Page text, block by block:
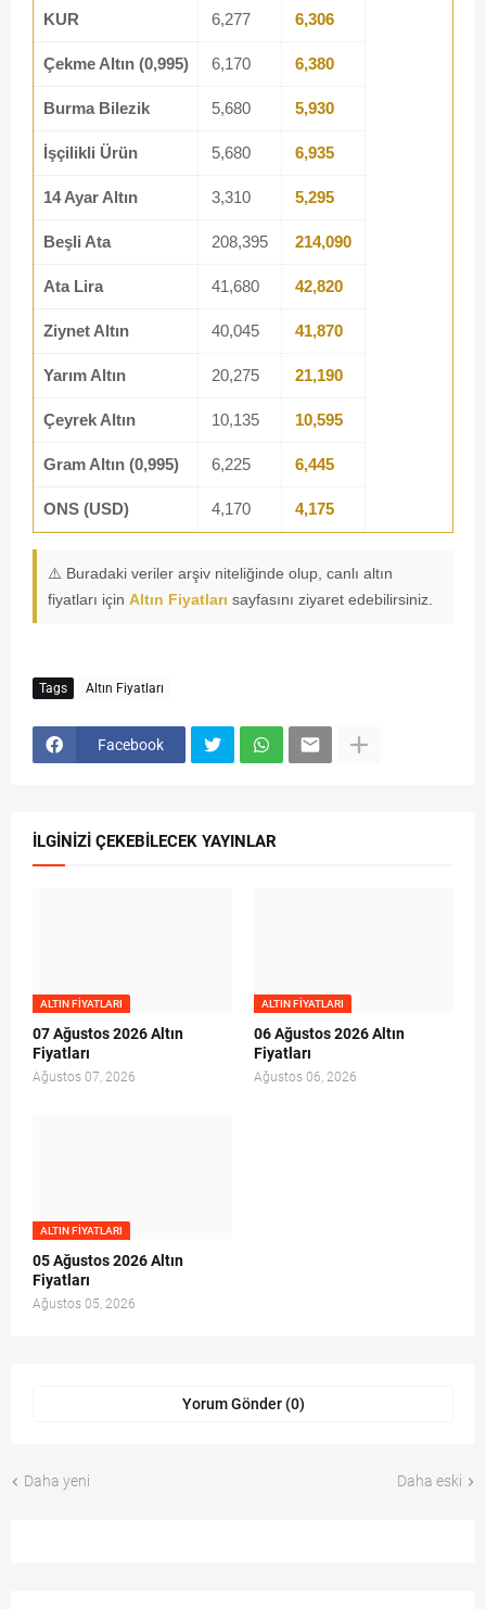
KUR 6,277 6,306
Çekme Altın (0,995) 6,170 6,380
Burma Bilezik 5,680 5,930
İşçilikli Ürün 5,680 6,935
14 Ayar Altın 3,310 5,295
Beşli Ata 208,395 214,090
Ata Lira 41,680 42,820
Ziynet Altın 40,045 41,870
Yarım Altın 20,275 21,190
Çeyrek Altın 10,135 10,595
Gram Altın (0,995) 6,225 6,445
ONS (USD) 4,170 4,175
⚠️ Buradaki veriler arşiv niteliğinde olup, canlı altın
fiyatları için Altın Fiyatları sayfasını ziyaret edebilirsiniz.
Tags Altın Fiyatları
Facebook
İLGINIZI ÇEKEBILECEK YAYINLAR
ALTIN FIYATLARI
07 Ağustos 2026 Altın
Fiyatları
Ağustos 07, 2026
ALTIN FIYATLARI
06 Ağustos 2026 Altın
Fiyatları
Ağustos 06, 2026
ALTIN FIYATLARI
05 Ağustos 2026 Altın
Fiyatları
Ağustos 05, 2026
Yorum Gönder (0)
Daha yeni Daha eski